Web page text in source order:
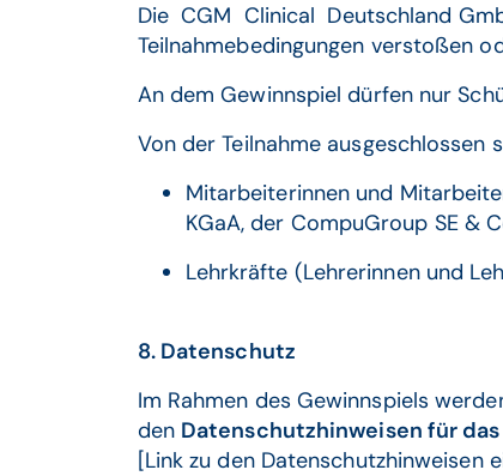
Die CGM Clinical Deutschland
Teilnahmebedingungen verstoßen
An dem Gewinnspiel dürfen nur
Von der Teilnahme ausgeschlossen
Mitarbeiterinnen und
KGaA, der CompuGroup SE &
Lehrkräfte (Lehrerinnen und
8. Datenschutz
Im Rahmen des Gewinnspiels
den Datenschutzhinweisen für
[Link zu den Datenschutzhinweisen